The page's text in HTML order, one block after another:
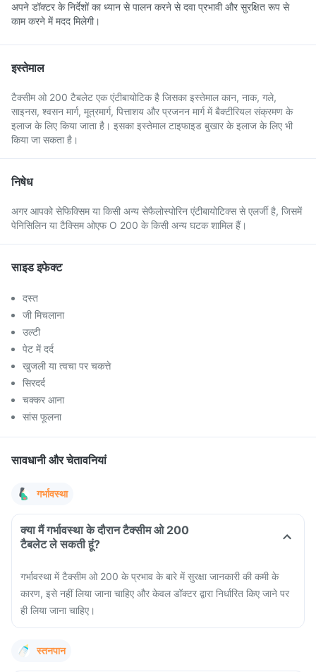
अपने डॉक्टर के निर्देशों का ध्यान से पालन करने से दवा प्रभावी और सुरक्षित रूप से
काम करने में मदद मिलेगी।
इस्तेमाल
टैक्सीम ओ 200 टैबलेट एक एंटीबायोटिक है जिसका इस्तेमाल कान, नाक, गले,
साइनस, श्वसन मार्ग, मूत्रमार्ग, पित्ताशय और प्रजनन मार्ग में बैक्टीरियल संक्रमण के
इलाज के लिए किया जाता है। इसका इस्तेमाल टाइफाइड बुखार के इलाज के लिए भी
किया जा सकता है।
निषेध
अगर आपको सेफिक्सिम या किसी अन्य सेफैलोस्पोरिन एंटीबायोटिक्स से एलर्जी है, जिसमें
पेनिसिलिन या टैक्सिम ओएफ O 200 के किसी अन्य घटक शामिल हैं।
साइड इफेक्ट
दस्त
जी मिचलाना
उल्टी
पेट में दर्द
खुजली या त्वचा पर चकत्ते
सिरदर्द
चक्कर आना
सांस फूलना
सावधानी और चेतावनियां
गर्भावस्था
क्या मैं गर्भावस्था के दौरान टैक्सीम ओ 200
टैबलेट ले सकती हूं?
गर्भावस्था में टैक्सीम ओ 200 के प्रभाव के बारे में सुरक्षा जानकारी की कमी के
कारण, इसे नहीं लिया जाना चाहिए और केवल डॉक्टर द्वारा निर्धारित किए जाने पर
ही लिया जाना चाहिए।
स्तनपान